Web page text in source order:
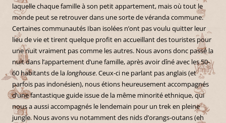
laquelle chaque famille à son petit appartement, mais où tout le
monde peut se retrouver dans une sorte de véranda commune.
Certaines communautés Iban isolées n’ont pas voulu quitter leur
lieu de vie et tirent quelque profit en accueillant des touristes pour
une nuit vraiment pas comme les autres. Nous avons donc passé la
nuit dans l’appartement d’une famille, après avoir dîné avec les 50-
60 habitants de lalonghouse. Ceux-ci ne parlant pas anglais (et
parfois pas indonésien), nous étions heureusement accompagnés
d’une fantastique guide issue de la même minorité ethnique, qui
nous a aussi accompagnés le lendemain pour un trek en pleine
jungle. Nous avons vu notamment des nids d’orangs-outans (eh